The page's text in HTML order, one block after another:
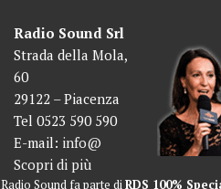
Radio Sound Srl
Strada della Mola,
60
29122 – Piacenza
Tel 0523 590 590
E-mail: info@
Scopri di più
Radio Sound fa parte diRDS 100%